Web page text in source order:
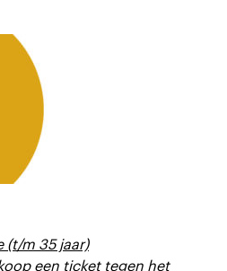
(t/m 35 jaar)
een ticket tegen het